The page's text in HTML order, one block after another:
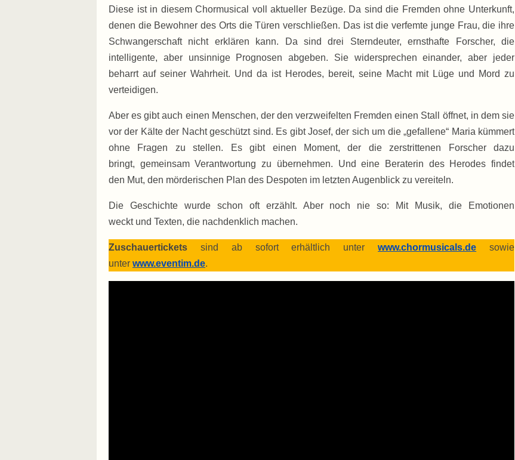
Diese ist in diesem Chormusical voll aktueller Bezüge. Da sind die Fremden ohne Unterkunft,
denen die Bewohner des Orts die Türen verschließen. Das ist die verfemte junge Frau, die ihre
Schwangerschaft nicht erklären kann. Da sind drei Sterndeuter, ernsthafte Forscher, die
intelligente, aber unsinnige Prognosen abgeben. Sie widersprechen einander, aber jeder
beharrt auf seiner Wahrheit. Und da ist Herodes, bereit, seine Macht mit Lüge und Mord zu
verteidigen.
Aber es gibt auch einen Menschen, der den verzweifelten Fremden einen Stall öffnet, in dem sie
vor der Kälte der Nacht geschützt sind. Es gibt Josef, der sich um die „gefallene“ Maria kümmert
ohne Fragen zu stellen. Es gibt einen Moment, der die zerstrittenen Forscher dazu
bringt, gemeinsam Verantwortung zu übernehmen. Und eine Beraterin des Herodes findet
den Mut, den mörderischen Plan des Despoten im letzten Augenblick zu vereiteln.
Die Geschichte wurde schon oft erzählt. Aber noch nie so: Mit Musik, die Emotionen
weckt und Texten, die nachdenklich machen.
Zuschauertickets sind ab sofort erhältlich unterwww.chormusicals.de sowie
unter www.eventim.de.